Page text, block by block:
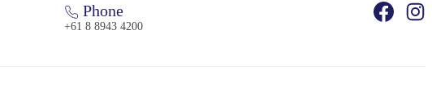
Phone
+61 8 8943 4200